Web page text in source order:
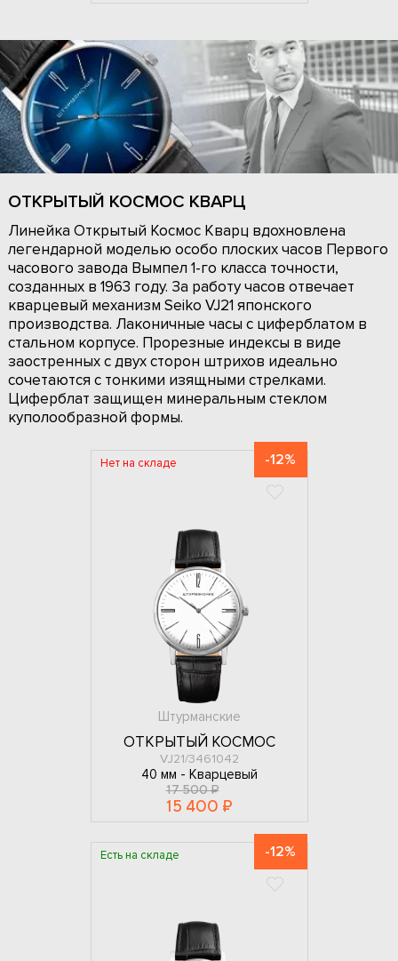
ОТКРЫТЫЙ КОСМОС КВАРЦ
Линейка Открытый Космос Кварц вдохновлена
легендарной моделью особо плоских часов Первого
часового завода Вымпел 1-го класса точности,
созданных в 1963 году. За работу часов отвечает
кварцевый механизм Seiko VJ21 японского
производства. Лаконичные часы с циферблатом в
стальном корпусе. Прорезные индексы в виде
заостренных с двух сторон штрихов идеально
сочетаются с тонкими изящными стрелками.
Циферблат защищен минеральным стеклом
куполообразной формы.
Нет на складе -12%
Штурманские
ОТКРЫТЫЙ КОСМОС
VJ21/3461042
40 мм - Кварцевый
17 500 ₽
15 400 ₽
Есть на складе -12%